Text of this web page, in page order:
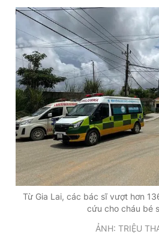
Đọc Thanh Niên trên điện thoại
Theo dõi báo trên
Hotline
0906 645 777
Liên
0908
Quảng cáo RSS
Từ Gia Lai, các bác sĩ vượt hơn
cứu cho cháu bé
ẢNH: TRIỆU